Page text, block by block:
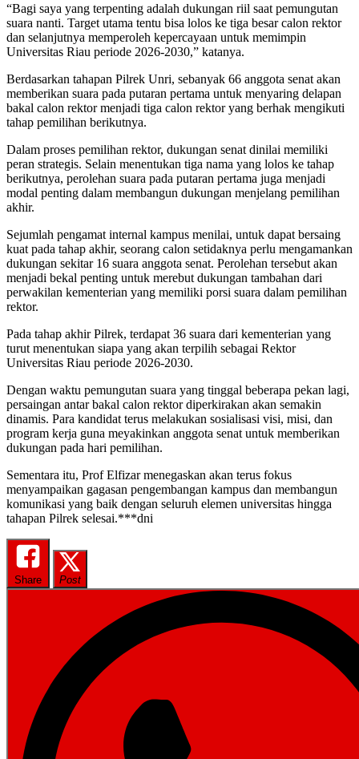
“Bagi saya yang terpenting adalah dukungan riil saat pemungutan
suara nanti. Target utama tentu bisa lolos ke tiga besar calon rektor
dan selanjutnya memperoleh kepercayaan untuk memimpin
Universitas Riau periode 2026-2030,” katanya.
Berdasarkan tahapan Pilrek Unri, sebanyak 66 anggota senat akan
memberikan suara pada putaran pertama untuk menyaring delapan
bakal calon rektor menjadi tiga calon rektor yang berhak mengikuti
tahap pemilihan berikutnya.
Dalam proses pemilihan rektor, dukungan senat dinilai memiliki
peran strategis. Selain menentukan tiga nama yang lolos ke tahap
berikutnya, perolehan suara pada putaran pertama juga menjadi
modal penting dalam membangun dukungan menjelang pemilihan
akhir.
Sejumlah pengamat internal kampus menilai, untuk dapat bersaing
kuat pada tahap akhir, seorang calon setidaknya perlu mengamankan
dukungan sekitar 16 suara anggota senat. Perolehan tersebut akan
menjadi bekal penting untuk merebut dukungan tambahan dari
perwakilan kementerian yang memiliki porsi suara dalam pemilihan
rektor.
Pada tahap akhir Pilrek, terdapat 36 suara dari kementerian yang
turut menentukan siapa yang akan terpilih sebagai Rektor
Universitas Riau periode 2026-2030.
Dengan waktu pemungutan suara yang tinggal beberapa pekan lagi,
persaingan antar bakal calon rektor diperkirakan akan semakin
dinamis. Para kandidat terus melakukan sosialisasi visi, misi, dan
program kerja guna meyakinkan anggota senat untuk memberikan
dukungan pada hari pemilihan.
Sementara itu, Prof Elfizar menegaskan akan terus fokus
menyampaikan gagasan pengembangan kampus dan membangun
komunikasi yang baik dengan seluruh elemen universitas hingga
tahapan Pilrek selesai.***dni
Share Post